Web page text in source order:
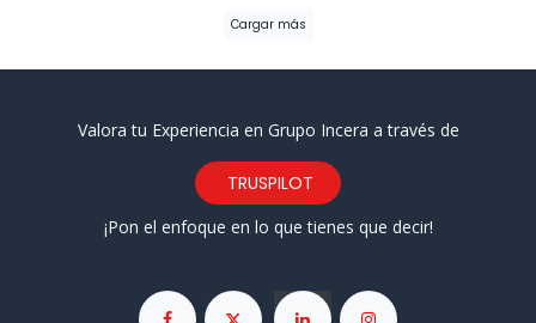
Cargar más
Valora tu Experiencia en Grupo Incera a través de
TRUSPILOT
¡Pon el enfoque en lo que tienes que decir!